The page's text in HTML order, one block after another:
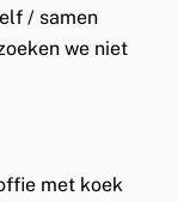
/ samen
we niet
met koek